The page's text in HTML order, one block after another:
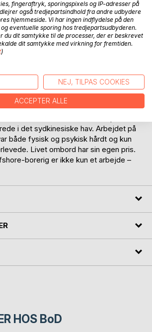
og uden faglige forudsætninger tog
betegnet til Borneo i det
at slutte sig til et amerikansk
på at slå igennem og skabe sig en
i det sydkinesiske hav. Arbejdet på
både fysisk og psykisk hårdt og kun
Livet ombord har sin egen pris.
borerig er ikke kun et arbejde –
HOS BoD
fingeraftryk, sporingspixels og IP-adresser på
også tredjepartsindhold fra andre udbydere
hjemmeside. Vi har ingen indflydelse på den
eventuelle sporing hos tredjepartsudbyderen.
du dit samtykke til de processer, der er beskrevet
dit samtykke med virkning for fremtiden.
)
NEJ, TILPAS COOKIES
ACCEPTER ALLE